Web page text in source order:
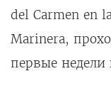
del Carmen en
Marinera,
первые